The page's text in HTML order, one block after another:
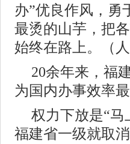
办”优良作风，勇
最烫的山芋，把
始终在路上。（
20余年来，福
为国内办事效率
权力下放是“
福建省一级就取